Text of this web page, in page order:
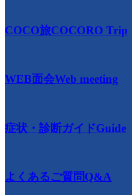
COCO旅COCORO Trip
WEB面会Web meeting
症状・診断ガイドGuide
よくあるご質問Q&A